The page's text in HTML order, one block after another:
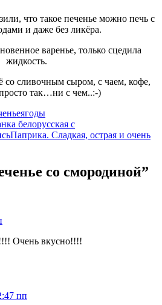
что такое печенье можно печь с
и даже без ликёра.
варенье, только сцедила
жидкость.
со сливочным сыром, с чаем, кофе,
так…ни с чем..:-)
ягоды
белорусская с
Паприка. Сладкая, острая и очень
со смородиной”
Очень вкусно!!!!
пп